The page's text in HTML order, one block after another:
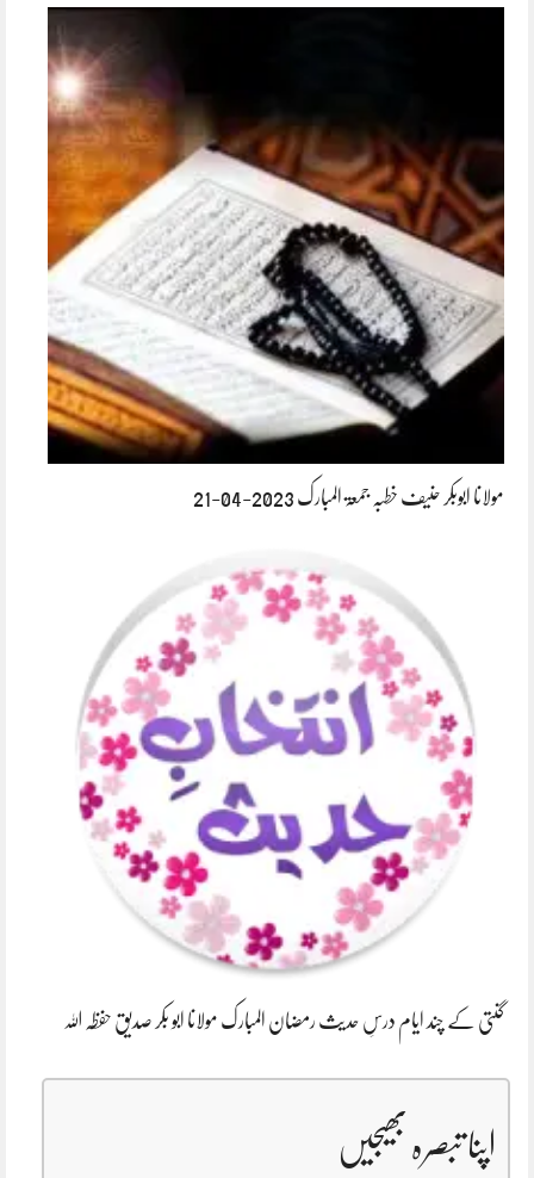
مولانا ابوبکر حنیف خطبہ جمعۃ المبارک 2023-04-21
گنتی کے چند ایام درسِ حدیث رمضان المبارک مولانا ابو بکر صدیق حفظہ اللہ
اپنا تبصرہ بھیجیں